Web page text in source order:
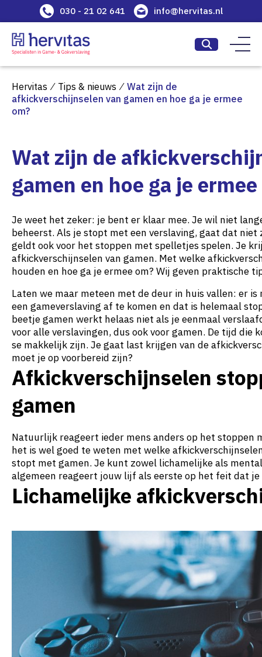
030 - 21 02 641 info@hervitas.nl
Hervitas ⁄ Tips & nieuws ⁄ Wat zijn de
afkickverschijnselen van gamen en hoe ga je ermee
om?
Wat zijn de
gamen en hoe ga je
Je weet het zeker: je bent er klaar mee. Je wil niet
beheerst. Als je stopt met een verslaving, gaat dat niet
geldt ook voor het stoppen met spelletjes spelen. Je
afkickverschijnselen van gamen. Met welke
houden en hoe ga je ermee om? Wij geven praktische
Laten we maar meteen met de deur in huis vallen: er is
een gameverslaving af te komen en dat is helemaal
beetje gamen werkt helaas niet als je eenmaal
voor alle verslavingen, dus ook voor gamen. De tijd die
se makkelijk zijn. Je gaat last krijgen van de
moet je op voorbereid zijn?
Afkickverschijnselen
gamen
Natuurlijk reageert ieder mens anders op het stoppen
het is wel goed te weten met welke
stopt met gamen. Je kunt zowel lichamelijke als
algemeen reageert jouw lijf als eerste op het feit dat
Lichamelijke